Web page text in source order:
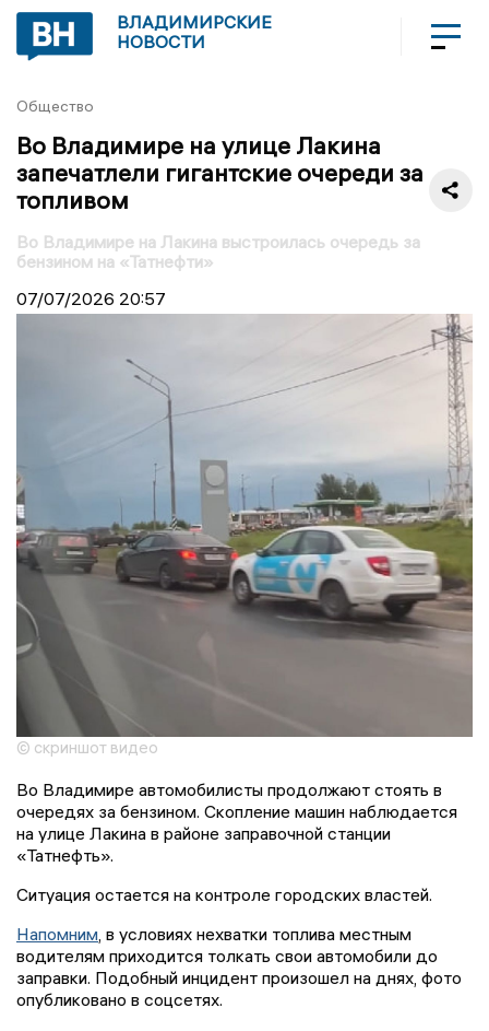
ВЛАДИМИРСКИЕ
НОВОСТИ
Общество
Во Владимире на улице Лакина
запечатлели гигантские очереди за
топливом
Во Владимире на Лакина выстроилась очередь за
бензином на «Татнефти»
07/07/2026 20:57
© скриншот видео
Во Владимире автомобилисты продолжают стоять в
очередях за бензином. Скопление машин наблюдается
на улице Лакина в районе заправочной станции
«Татнефть».
Ситуация остается на контроле городских властей.
Напомним , в условиях нехватки топлива местным
водителям приходится толкать свои автомобили до
заправки. Подобный инцидент произошел на днях, фото
опубликовано в соцсетях.